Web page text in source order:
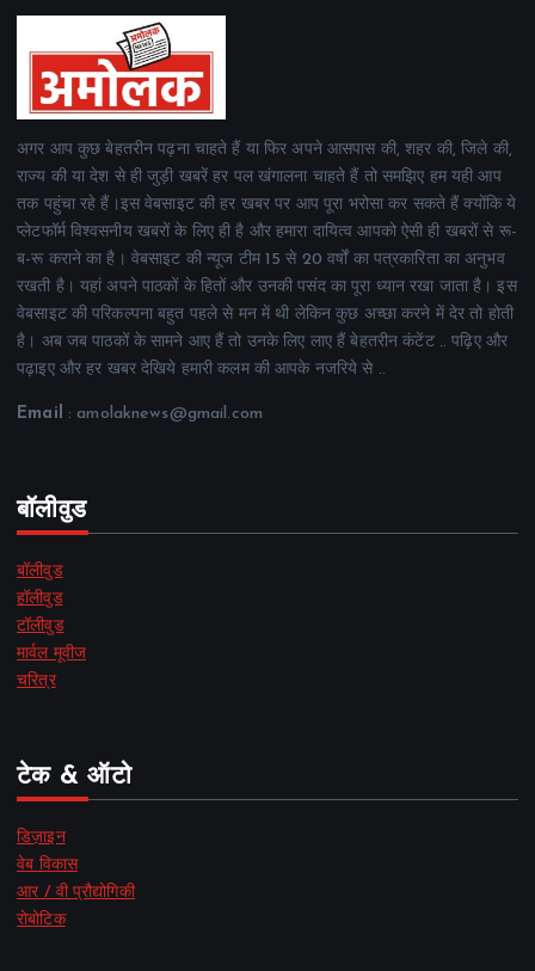
अगर आप कुछ बेहतरीन पढ़ना चाहते हैं या फिर अपने आसपास की, शहर की, जिले की,
राज्य की या देश से ही जुड़ी खबरें हर पल खंगालना चाहते हैं तो समझिए हम यही आप
तक पहुंचा रहे हैं।इस वेबसाइट की हर खबर पर आप पूरा भरोसा कर सकते हैं क्योंकि ये
प्लेटफॉर्म विश्वसनीय खबरों के लिए ही है और हमारा दायित्व आपको ऐसी ही खबरों से रू-
ब-रू कराने का है। वेबसाइट की न्यूज टीम 15 से 20 वर्षों का पत्रकारिता का अनुभव
रखती है। यहां अपने पाठकों के हितों और उनकी पसंद का पूरा ध्यान रखा जाता है। इस
वेबसाइट की परिकल्पना बहुत पहले से मन में थी लेकिन कुछ अच्छा करने में देर तो होती
है। अब जब पाठकों के सामने आए हैं तो उनके लिए लाए हैं बेहतरीन कंटेंट .. पढ़िए और
पढ़ाइए और हर खबर देखिये हमारी कलम की आपके नजरिये से ..
Email : amolaknews@gmail.com
बॉलीवुड
बॉलीवुड
हॉलीवुड
टॉलीवुड
मार्वल मूवीज
चरित्र
टेक & ऑटो
डिज़ाइन
वेब विकास
आर / वी प्रौद्योगिकी
रोबोटिक